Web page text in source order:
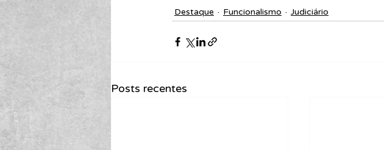
Destaque Funcionalismo Judiciário
Posts recentes